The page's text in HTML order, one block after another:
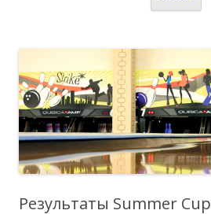
Результаты Summer